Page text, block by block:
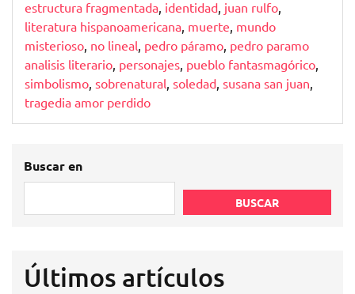
estructura fragmentada, identidad, juan rulfo,
literatura hispanoamericana, muerte, mundo
misterioso, no lineal, pedro páramo, pedro paramo
analisis literario, personajes, pueblo fantasmagórico,
simbolismo, sobrenatural, soledad, susana san juan,
tragedia amor perdido
Buscar en
BUSCAR
Últimos artículos